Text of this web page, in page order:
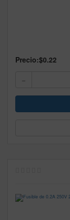
Precio:$0.22